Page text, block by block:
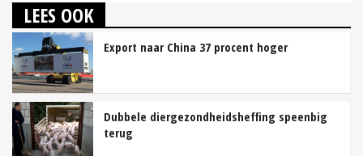
LEES OOK
Export naar China 37 procent hoger
Dubbele diergezondheidsheffing speenbig
terug